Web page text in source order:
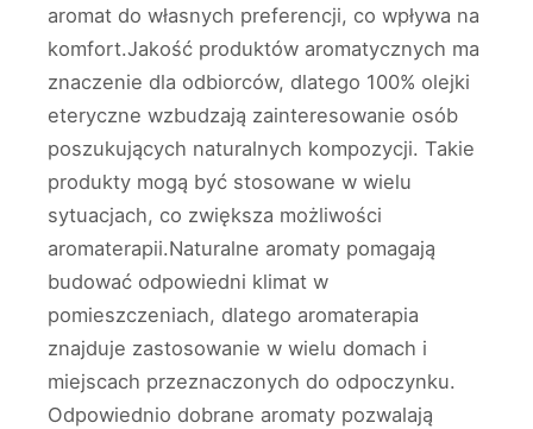
aromat do własnych preferencji, co wpływa na
komfort.Jakość produktów aromatycznych ma
znaczenie dla odbiorców, dlatego 100% olejki
eteryczne wzbudzają zainteresowanie osób
poszukujących naturalnych kompozycji. Takie
produkty mogą być stosowane w wielu
sytuacjach, co zwiększa możliwości
aromaterapii.Naturalne aromaty pomagają
budować odpowiedni klimat w
pomieszczeniach, dlatego aromaterapia
znajduje zastosowanie w wielu domach i
miejscach przeznaczonych do odpoczynku.
Odpowiednio dobrane aromaty pozwalają